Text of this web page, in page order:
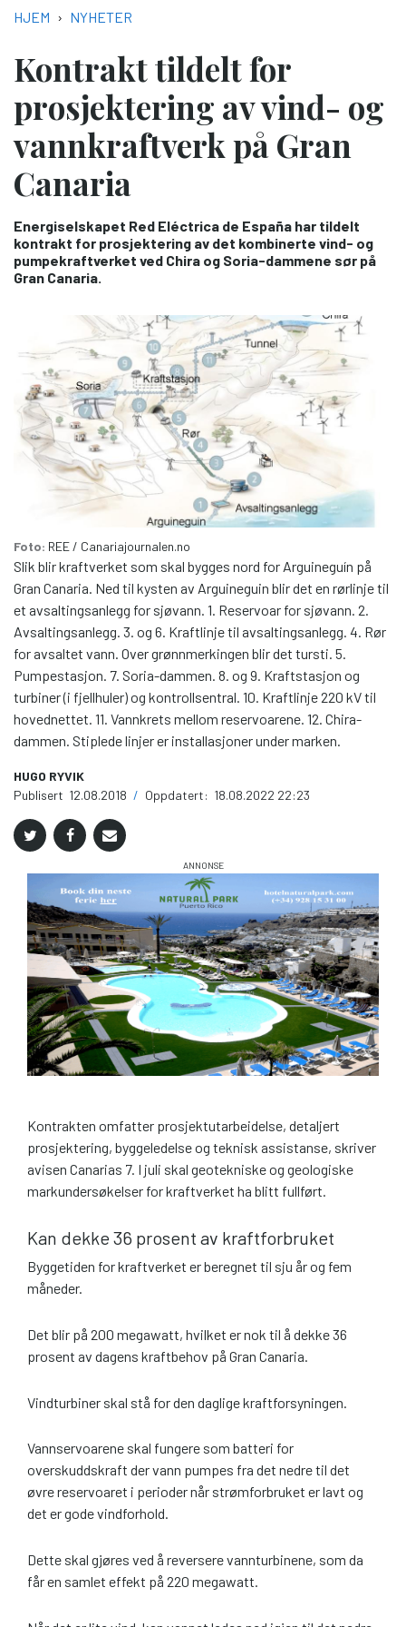
NAVIGASJONSSTI
HJEM NYHETER
Kontrakt tildelt for
prosjektering av vind- og
vannkraftverk på Gran
Canaria
Energiselskapet Red Eléctrica de España har tildelt
kontrakt for prosjektering av det kombinerte vind- og
pumpekraftverket ved Chira og Soria-dammene sør på
Gran Canaria.
Foto: REE / Canariajournalen.no
Slik blir kraftverket som skal bygges nord for Arguineguín på
Gran Canaria. Ned til kysten av Arguineguin blir det en rørlinje til
et avsaltingsanlegg for sjøvann. 1. Reservoar for sjøvann. 2.
Avsaltingsanlegg. 3. og 6. Kraftlinje til avsaltingsanlegg. 4. Rør
for avsaltet vann. Over grønnmerkingen blir det tursti. 5.
Pumpestasjon. 7. Soria-dammen. 8. og 9. Kraftstasjon og
turbiner (i fjellhuler) og kontrollsentral. 10. Kraftlinje 220 kV til
hovednettet. 11. Vannkrets mellom reservoarene. 12. Chira-
dammen. Stiplede linjer er installasjoner under marken.
HUGO RYVIK
Publisert 12.08.2018 / Oppdatert: 18.08.2022 22:23
Kontrakten omfatter prosjektutarbeidelse, detaljert
prosjektering, byggeledelse og teknisk assistanse, skriver
avisen Canarias 7. I juli skal geotekniske og geologiske
markundersøkelser for kraftverket ha blitt fullført.
Kan dekke 36 prosent av kraftforbruket
Byggetiden for kraftverket er beregnet til sju år og fem
måneder.
Det blir på 200 megawatt, hvilket er nok til å dekke 36
prosent av dagens kraftbehov på Gran Canaria.
Vindturbiner skal stå for den daglige kraftforsyningen.
Vannservoarene skal fungere som batteri for
overskuddskraft der vann pumpes fra det nedre til det
øvre reservoaret i perioder når strømforbruket er lavt og
det er gode vindforhold.
Dette skal gjøres ved å reversere vannturbinene, som da
får en samlet effekt på 220 megawatt.